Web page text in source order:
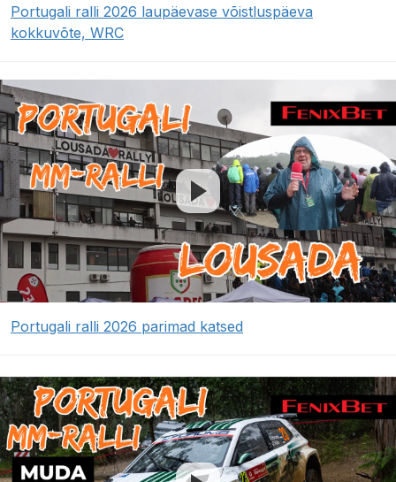
Portugali ralli 2026 laupäevase võistluspäeva
kokkuvõte, WRC
Portugali ralli 2026 parimad katsed